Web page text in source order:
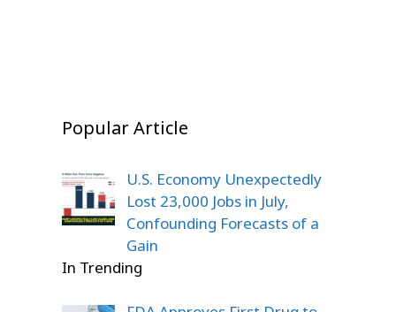
Popular Article
U.S. Economy Unexpectedly
Lost 23,000 Jobs in July,
Confounding Forecasts of a
Gain
In Trending